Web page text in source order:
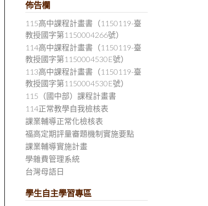
佈告欄
115高中課程計畫書（1150119-臺
教授國字第1150004266號）
114高中課程計畫書（1150119-臺
教授國字第1150004530E號）
113高中課程計畫書（1150119-臺
教授國字第1150004530E號）
115（國中部）課程計畫書
114正常教學自我檢核表
課業輔導正常化檢核表
福高定期評量審題機制實施要點
課業輔導實施計畫
學雜費管理系統
台灣母語日
學生自主學習專區